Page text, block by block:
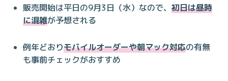
販売開始は平日の9月3日（水）なので、初日は昼時
に混雑が予想される
例年どおりモバイルオーダーや朝マック対応の有無
も事前チェックがおすすめ